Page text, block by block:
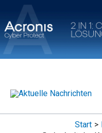
Inhalt
springen
Start